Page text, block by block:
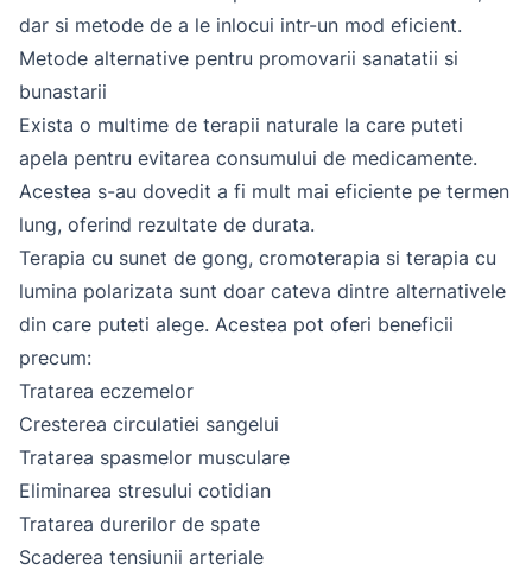
dar si metode de a le inlocui intr-un mod eficient.
Metode alternative pentru promovarii sanatatii si
bunastarii
Exista o multime de terapii naturale la care puteti
apela pentru evitarea consumului de medicamente.
Acestea s-au dovedit a fi mult mai eficiente pe termen
lung, oferind rezultate de durata.
Terapia cu sunet de gong, cromoterapia si terapia cu
lumina polarizata sunt doar cateva dintre alternativele
din care puteti alege. Acestea pot oferi beneficii
precum:
Tratarea eczemelor
Cresterea circulatiei sangelui
Tratarea spasmelor musculare
Eliminarea stresului cotidian
Tratarea durerilor de spate
Scaderea tensiunii arteriale